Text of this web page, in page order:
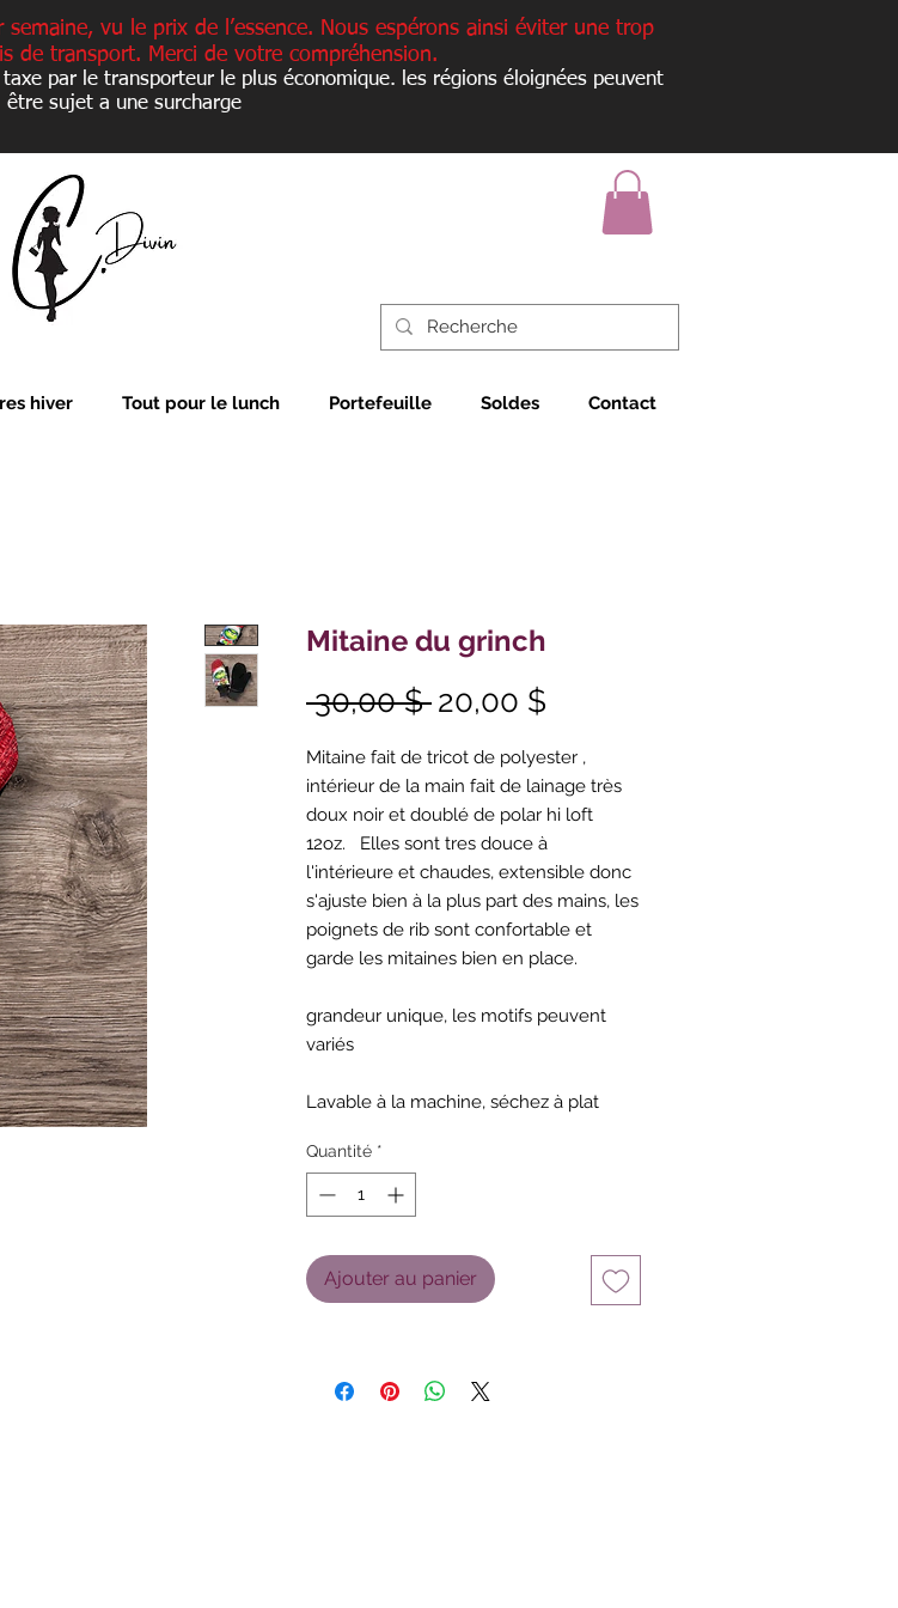
vu le prix de l’essence. Nous espérons ainsi éviter une trop
de transport. Merci de votre compréhension.
par le transporteur le plus économique. les régions éloignées peuvent
être sujet a une surcharge
hiver Tout pour le lunch Portefeuille Soldes Contact
Mitaine du grinch
30,00 $ Prix
20,00 $
Mitaine fait de tricot de polyester ,
intérieur de la main fait de lainage très
doux noir et doublé de polar hi loft
12oz. Elles sont tres douce à
l'intérieure et chaudes, extensible donc
s'ajuste bien à la plus part des mains, les
poignets de rib sont confortable et
garde les mitaines bien en place.
grandeur unique, les motifs peuvent
variés
Lavable à la machine, séchez à plat
Quantité *
Ajouter au panier